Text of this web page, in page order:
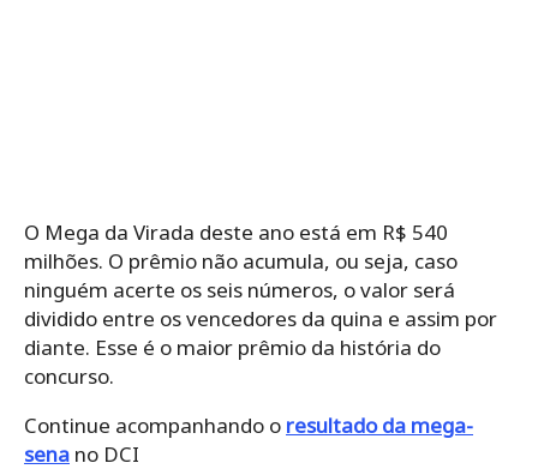
O Mega da Virada deste ano está em R$ 540
milhões. O prêmio não acumula, ou seja, caso
ninguém acerte os seis números, o valor será
dividido entre os vencedores da quina e assim por
diante. Esse é o maior prêmio da história do
concurso.
Continue acompanhando o resultado da mega-
sena no DCI